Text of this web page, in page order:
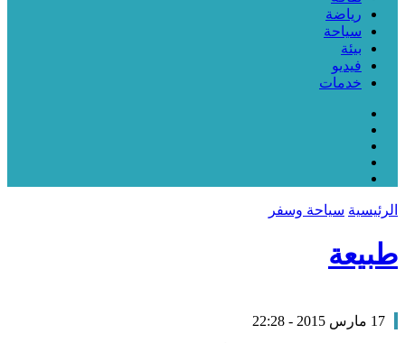
رياضة
سياحة
بيئة
فيديو
خدمات
الرئيسية سياحة وسفر
طبيعة
17 مارس 2015 - 22:28